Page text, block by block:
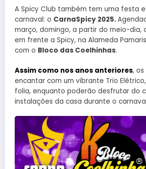
A Spicy Club também tem uma festa
carnaval: o CarnaSpicy 2025.
março, domingo, a partir do meio-dia,
em frente a Spicy, na Alameda
com o Bloco das Coelhinhas.
Assim como nos anos anteriores,
encantar com um vibrante Trio
folia, enquanto poderão desfrutar do
instalações da casa durante o